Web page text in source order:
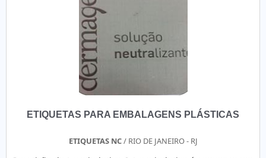
ETIQUETAS PARA EMBALAGENS PLÁSTICAS
ETIQUETAS NC/ RIO DE JANEIRO - RJ